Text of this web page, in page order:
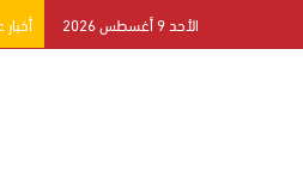
الأحد 9 أغسطس 2026